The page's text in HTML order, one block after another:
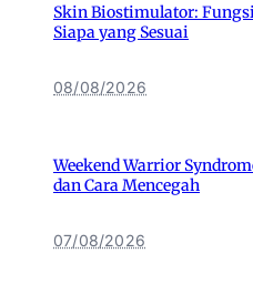
Skin Biostimulator:
Siapa yang Sesuai
08/08/2026
Weekend Warrior
dan Cara Mencegah
07/08/2026